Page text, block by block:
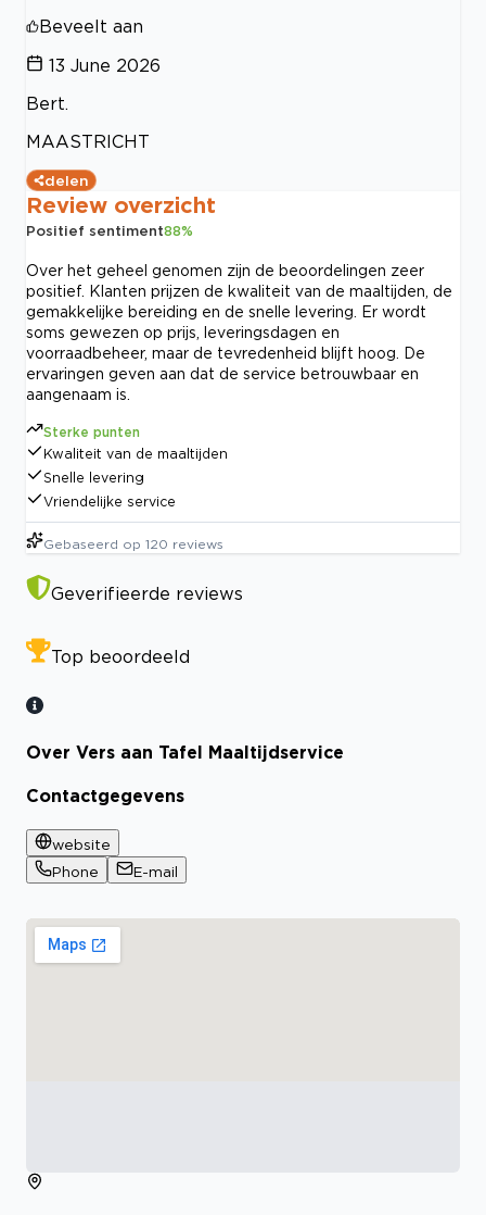
Beveelt aan
13 June 2026
Bert.
MAASTRICHT
delen
Review overzicht
Positief sentiment88%
Over het geheel genomen zijn de beoordelingen zeer
positief. Klanten prijzen de kwaliteit van de maaltijden, de
gemakkelijke bereiding en de snelle levering. Er wordt
soms gewezen op prijs, leveringsdagen en
voorraadbeheer, maar de tevredenheid blijft hoog. De
ervaringen geven aan dat de service betrouwbaar en
aangenaam is.
Sterke punten
Kwaliteit van de maaltijden
Snelle levering
Vriendelijke service
Gebaseerd op 120 reviews
Geverifieerde reviews
Top beoordeeld
Over Vers aan Tafel Maaltijdservice
Contactgegevens
website
Phone
E-mail